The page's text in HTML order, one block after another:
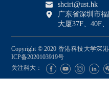
shciri@ust.hk
广东省深圳市
大厦37F、40F
Copyright © 2020 香港科技大学深
ICP备2020103919号
关注科大：